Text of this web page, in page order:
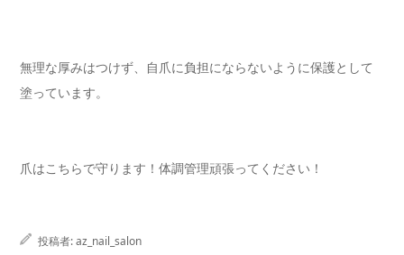
無理な厚みはつけず、自爪に負担にならないように保護として
塗っています。
爪はこちらで守ります！体調管理頑張ってください！
投稿者:az_nail_salon